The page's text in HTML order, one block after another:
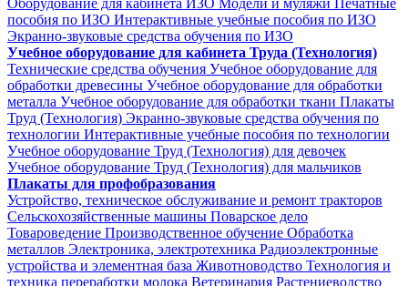
Оборудование для кабинета ИЗО Модели и муляжи Печатные
пособия по ИЗО Интерактивные учебные пособия по ИЗО
Экранно-звуковые средства обучения по ИЗО
Учебное оборудование для кабинета Труда (Технология)
Технические средства обучения Учебное оборудование для
обработки древесины Учебное оборудование для обработки
металла Учебное оборудование для обработки ткани Плакаты
Труд (Технология) Экранно-звуковые средства обучения по
технологии Интерактивные учебные пособия по технологии
Учебное оборудование Труд (Технология) для девочек
Учебное оборудование Труд (Технология) для мальчиков
Плакаты для профобразования
Устройство, техническое обслуживание и ремонт тракторов
Сельскохозяйственные машины Поварское дело
Товароведение Производственное обучение Обработка
металлов Электроника, электротехника Радиоэлектронные
устройства и элементная база Животноводство Технология и
техника переработки молока Ветеринария Растениеводство